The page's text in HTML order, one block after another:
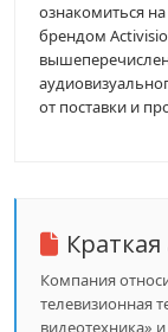
ознакомиться
брендом
от поставки и
Краткая
Компания
телевизионная
видеотехника»